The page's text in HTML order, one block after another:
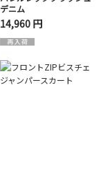
デニム
14,960 円